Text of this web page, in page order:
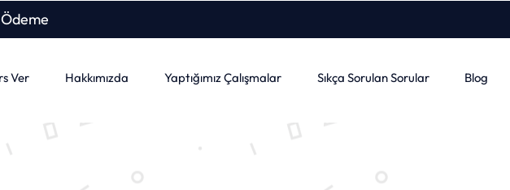
Ver Hakkımızda Yaptığımız Çalışmalar Sıkça Sorulan Sorular Blog